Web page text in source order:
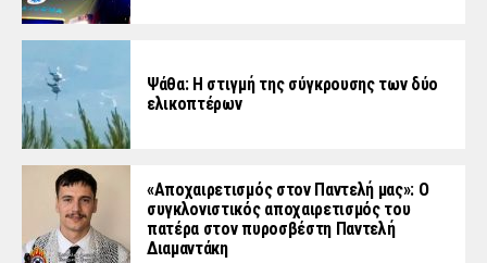
Ψάθα: Η στιγμή της σύγκρουσης των δύο
ελικοπτέρων
«Aποχαιρετισμός στον Παντελή μας»: Ο
συγκλονιστικός αποχαιρετισμός του
πατέρα στον πυροσβέστη Παντελή
Διαμαντάκη